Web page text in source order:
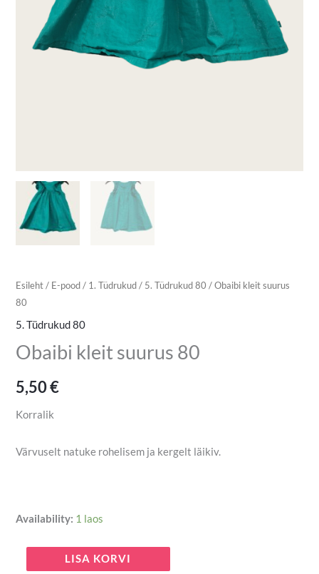
Esileht/ E-pood/ 1. Tüdrukud/ 5. Tüdrukud 80 / Obaibi kleit suurus
80
5. Tüdrukud 80
Obaibi kleit suurus 80
5,50€
Korralik
Värvuselt natuke rohelisem ja kergelt läikiv.
Availability: 1 laos
LISA KORVI